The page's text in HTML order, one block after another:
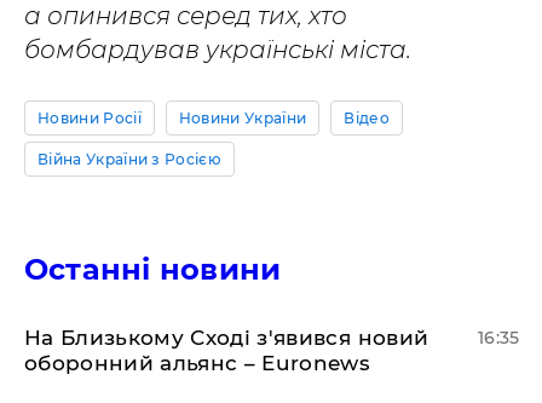
а опинився серед тих, хто
бомбардував українські міста.
Новини Росії Новини України Відео
Війна України з Росією
Останні новини
На Близькому Сході з'явився новий
оборонний альянс – Euronews
16:35